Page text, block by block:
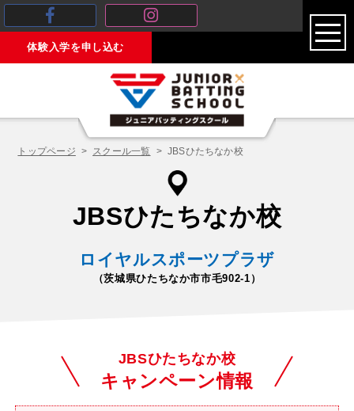
体験入学を申し込む
toggle
トップページ スクール一覧 JBSひたちなか校
JBSひたちなか校
ロイヤルスポーツプラザ
（茨城県ひたちなか市市毛902-1）
JBSひたちなか校
キャンペーン情報